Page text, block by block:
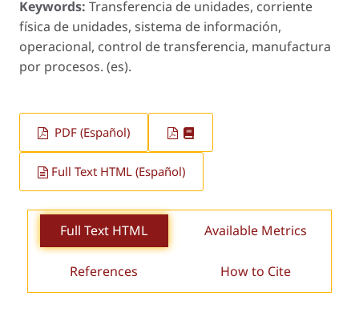
Keywords: Transferencia de unidades, corriente
física de unidades, sistema de información,
operacional, control de transferencia, manufactura
por procesos. (es).
PDF (Español)
Full Text HTML (Español)
Full Text HTML Available Metrics
References How to Cite